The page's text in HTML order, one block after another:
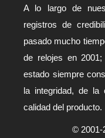
A lo largo de
registros de
pasado mucho
de relojes en
estado siempre
la integridad, de
calidad del producto.
© 2001-